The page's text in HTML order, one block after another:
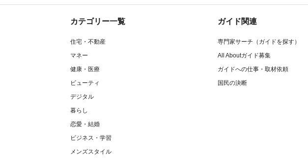
カテゴリー一覧
住宅・不動産
マネー
健康・医療
ビューティ
デジタル
暮らし
恋愛・結婚
ビジネス・学習
メンズスタイル
ガイド関連
専門家サーチ（ガイドを探す）
All Aboutガイド募集
ガイドへの仕事・取材依頼
国民の決断